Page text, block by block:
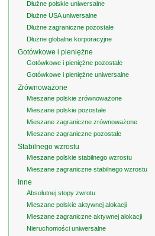
Dłużne polskie uniwersalne
Dłużne USA uniwersalne
Dłużne zagraniczne pozostałe
Dłużne globalne korporacyjne
Gotówkowe i pieniężne
Gotówkowe i pieniężne pozostałe
Gotówkowe i pieniężne uniwersalne
Zrównoważone
Mieszane polskie zrównoważone
Mieszane polskie pozostałe
Mieszane zagraniczne zrównoważone
Mieszane zagraniczne pozostałe
Stabilnego wzrostu
Mieszane polskie stabilnego wzrostu
Mieszane zagraniczne stabilnego wzrostu
Inne
Absolutnej stopy zwrotu
Mieszane polskie aktywnej alokacji
Mieszane zagraniczne aktywnej alokacji
Nieruchomości uniwersalne